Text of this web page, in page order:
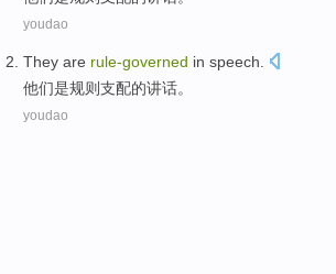
youdao
They are rule-governed in speech
他们是规则支配的讲话。
youdao